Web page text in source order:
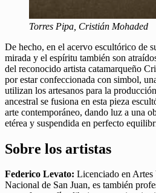
Torres Pipa, Cristián Mohaded
De hecho, en el acervo escultórico de
mirada y el espíritu también son
del reconocido artista catamarqueño
por estar confeccionada con simbol,
utilizan los artesanos para la
ancestral se fusiona en esta pieza
arte contemporáneo, dando luz a una
etérea y suspendida en perfecto
Sobre los artistas
Federico Levato: Licenciado en
Nacional de San Juan, es también